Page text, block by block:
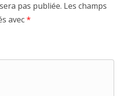
pas publiée. Les champs
avec*